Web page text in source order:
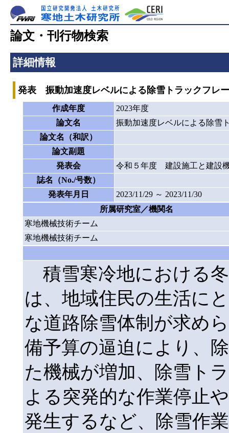
論文・刊行物検索
詳細情報
発表 振動加速度レベルによる除雪トラックフレ
作成年度
2023年度
論文名
振動加速度レベルによる除雪
論文名（和訳）
論文副題
発表会
令和５年度 建設施工と建設
誌名（No./号数）
発表年月日
2023/11/29 ～ 2023/11/30
所属研究室／機関名
寒地機械技術チーム
寒地機械技術チーム
積雪寒冷地における
は、地域住民の生活に
な道路除雪体制が求め
備予算の逼迫により、
た機械が増加、除雪ト
よる突発的な作業停止
発生するなど、除雪作